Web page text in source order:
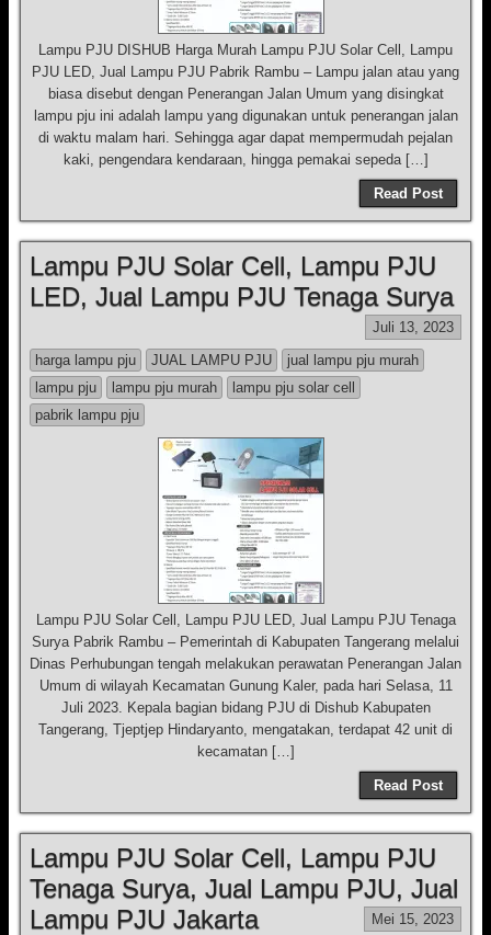
Lampu PJU DISHUB Harga Murah Lampu PJU Solar Cell, Lampu
PJU LED, Jual Lampu PJU Pabrik Rambu – Lampu jalan atau yang
biasa disebut dengan Penerangan Jalan Umum yang disingkat
lampu pju ini adalah lampu yang digunakan untuk penerangan jalan
di waktu malam hari. Sehingga agar dapat mempermudah pejalan
kaki, pengendara kendaraan, hingga pemakai sepeda […]
Read Post
Lampu PJU Solar Cell, Lampu PJU
LED, Jual Lampu PJU Tenaga Surya
Juli 13, 2023
harga lampu pju
JUAL LAMPU PJU
jual lampu pju murah
lampu pju
lampu pju murah
lampu pju solar cell
pabrik lampu pju
Lampu PJU Solar Cell, Lampu PJU LED, Jual Lampu PJU Tenaga
Surya Pabrik Rambu – Pemerintah di Kabupaten Tangerang melalui
Dinas Perhubungan tengah melakukan perawatan Penerangan Jalan
Umum di wilayah Kecamatan Gunung Kaler, pada hari Selasa, 11
Juli 2023. Kepala bagian bidang PJU di Dishub Kabupaten
Tangerang, Tjeptjep Hindaryanto, mengatakan, terdapat 42 unit di
kecamatan […]
Read Post
Lampu PJU Solar Cell, Lampu PJU
Tenaga Surya, Jual Lampu PJU, Jual
Lampu PJU Jakarta
Mei 15, 2023